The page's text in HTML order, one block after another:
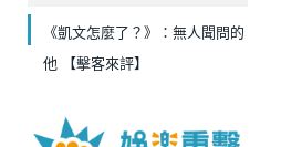
《凱文怎麼了？》：無人聞問的
他 【擊客來評】